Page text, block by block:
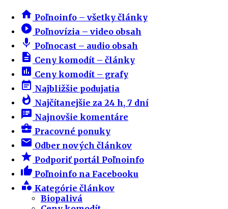
home Poľnoinfo – všetky články
play_circle_filled Poľnovízia – video obsah
mic Poľnocast – audio obsah
description Ceny komodít – články
insert_chart Ceny komodít – grafy
event_note Najbližšie podujatia
whatshot Najčítanejšie za 24 h, 7 dní
speaker_notes Najnovšie komentáre
business_center Pracovné ponuky
email Odber nových článkov
star Podporiť portál Poľnoinfo
thumb_up Poľnoinfo na Facebooku
category Kategórie článkov
Biopalivá